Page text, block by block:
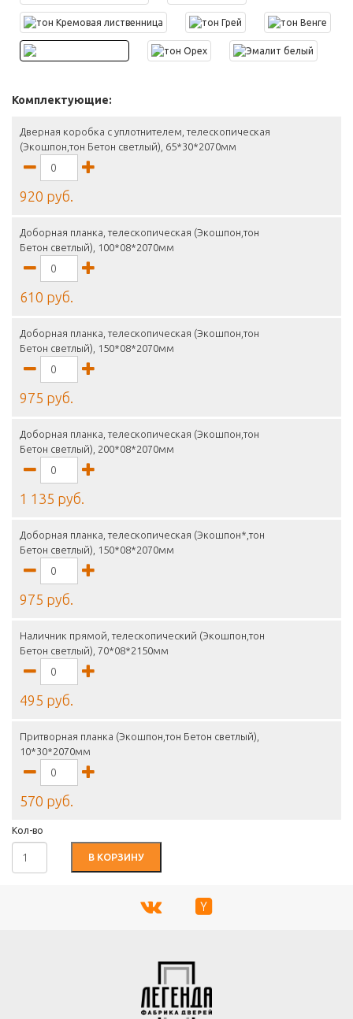
Комплектующие:
Дверная коробка с уплотнителем, телескопическая
(Экошпон,тон Бетон светлый), 65*30*2070мм
920 руб.
Доборная планка, телескопическая (Экошпон,тон
Бетон светлый), 100*08*2070мм
610 руб.
Доборная планка, телескопическая (Экошпон,тон
Бетон светлый), 150*08*2070мм
975 руб.
Доборная планка, телескопическая (Экошпон,тон
Бетон светлый), 200*08*2070мм
1 135 руб.
Доборная планка, телескопическая (Экошпон*,тон
Бетон светлый), 150*08*2070мм
975 руб.
Наличник прямой, телескопический (Экошпон,тон
Бетон светлый), 70*08*2150мм
495 руб.
Притворная планка (Экошпон,тон Бетон светлый),
10*30*2070мм
570 руб.
Кол-во
В КОРЗИНУ